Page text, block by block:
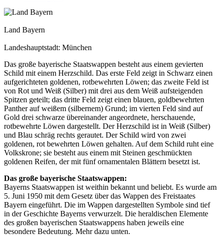
Land Bayern
Landeshauptstadt: München
Das große bayerische Staatswappen besteht aus einem gevierten
Schild mit einem Herzschild. Das erste Feld zeigt in Schwarz einen
aufgerichteten goldenen, rotbewehrten Löwen; das zweite Feld ist
von Rot und Weiß (Silber) mit drei aus dem Weiß aufsteigenden
Spitzen geteilt; das dritte Feld zeigt einen blauen, goldbewehrten
Panther auf weißem (silbernem) Grund; im vierten Feld sind auf
Gold drei schwarze übereinander angeordnete, herschauende,
rotbewehrte Löwen dargestellt. Der Herzschild ist in Weiß (Silber)
und Blau schräg rechts gerautet. Der Schild wird von zwei
goldenen, rot bewehrten Löwen gehalten. Auf dem Schild ruht eine
Volkskrone; sie besteht aus einem mit Steinen geschmückten
goldenen Reifen, der mit fünf ornamentalen Blättern besetzt ist.
Das große bayerische Staatswappen:
Bayerns Staatswappen ist weithin bekannt und beliebt. Es wurde am
5. Juni 1950 mit dem Gesetz über das Wappen des Freistaates
Bayern eingeführt. Die im Wappen dargestellten Symbole sind tief
in der Geschichte Bayerns verwurzelt. Die heraldischen Elemente
des großen bayerischen Staatswappens haben jeweils eine
besondere Bedeutung. Mehr dazu unten.